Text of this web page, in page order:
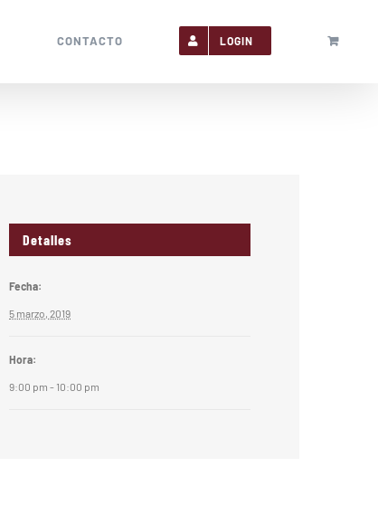
CONTACTO LOGIN
Detalles
Fecha:
5 marzo, 2019
Hora:
9:00 pm - 10:00 pm